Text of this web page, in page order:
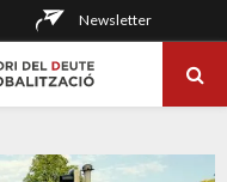
Newsletter